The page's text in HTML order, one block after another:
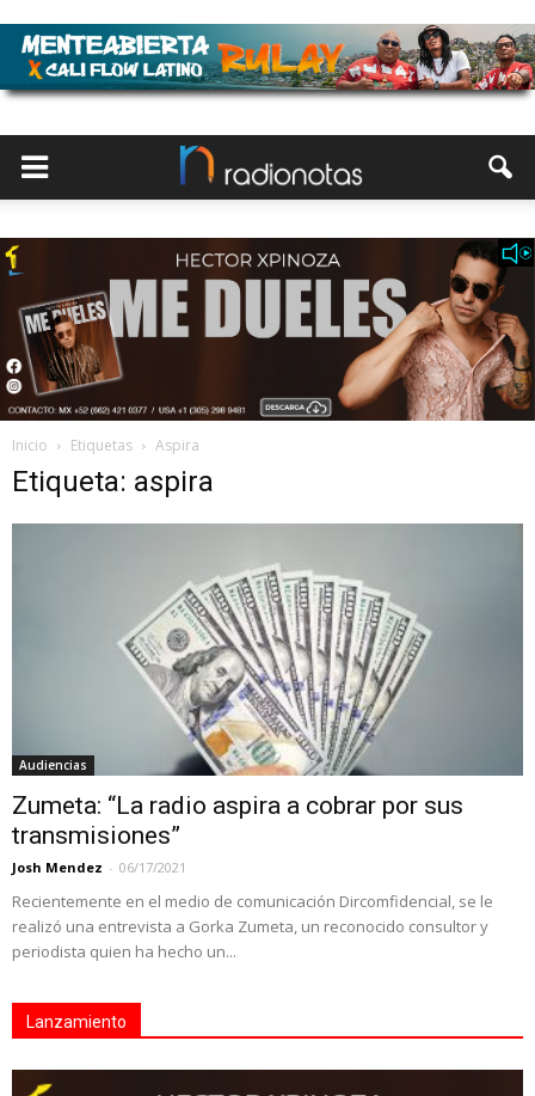
Inicio Etiquetas Aspira
Etiqueta: aspira
Audiencias
Zumeta: “La radio aspira a cobrar por sus
transmisiones”
Josh Mendez - 06/17/2021
Recientemente en el medio de comunicación Dircomfidencial, se le
realizó una entrevista a Gorka Zumeta, un reconocido consultor y
periodista quien ha hecho un...
Lanzamiento